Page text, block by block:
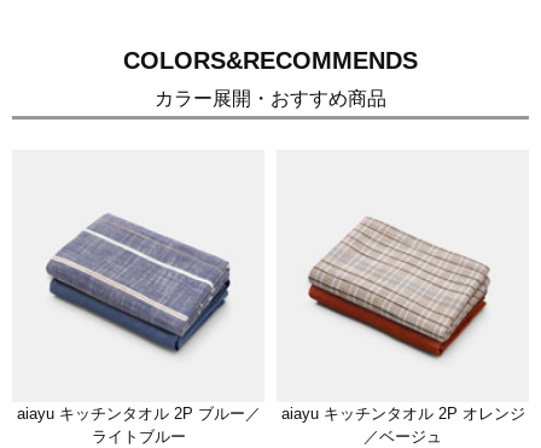
COLORS&RECOMMENDS
カラー展開・おすすめ商品
aiayu キッチンタオル 2P ブルー／
ライトブルー
aiayu キッチンタオル 2P オレンジ
／ベージュ